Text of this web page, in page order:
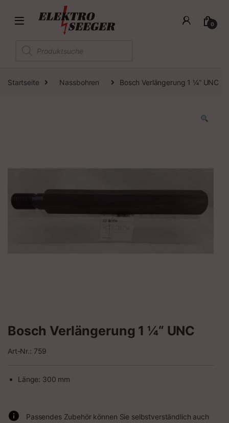
0
Products search
Startseite Nassbohren Bosch Verlängerung 1 ¼“ UNC
Bosch Verlängerung 1 ¼“ UNC
Art-Nr.: 759
Länge: 300 mm
Passendes Zubehör können Sie selbstverständlich auch